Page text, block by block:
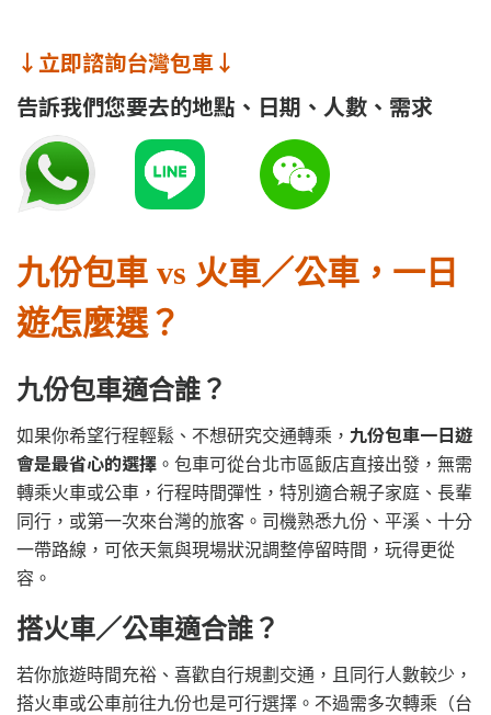
↓立即諮詢台灣包車↓
告訴我們您要去的地點、日期、人數、需求
九份包車 vs 火車／公車，一日
遊怎麼選？
九份包車適合誰？
如果你希望行程輕鬆、不想研究交通轉乘， 九份包車一日遊
會是最省心的選擇 。包車可從台北市區飯店直接出發，無需
轉乘火車或公車，行程時間彈性，特別適合親子家庭、長輩
同行，或第一次來台灣的旅客。司機熟悉九份、平溪、十分
一帶路線，可依天氣與現場狀況調整停留時間，玩得更從
容。
搭火車／公車適合誰？
若你旅遊時間充裕、喜歡自行規劃交通，且同行人數較少，
搭火車或公車前往九份也是可行選擇。不過需多次轉乘（台